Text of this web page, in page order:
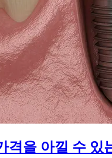
격을 아낄 수 있